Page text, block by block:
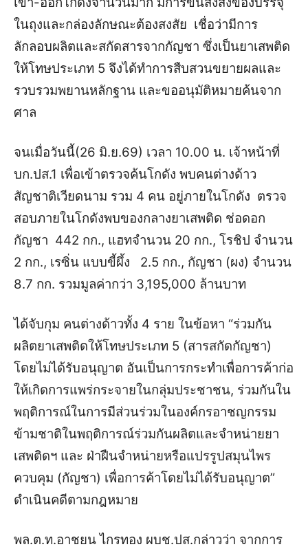
ในถุงและกล่องลักษณะต้องสงสัย เชื่อว่ามีการ
ลักลอบผลิตและสกัดสารจากกัญชา ซึ่งเป็นยาเสพติด
ให้โทษประเภท 5 จึงได้ทำการสืบสวนขยายผลและ
รวบรวมพยานหลักฐาน และขออนุมัติหมายค้นจาก
ศาล
จนเมื่อวันนี้(26 มิ.ย.69) เวลา 10.00 น. เจ้าหน้าที่
บก.ปส.1 เพื่อเข้าตรวจค้นโกดัง พบคนต่างด้าว
สัญชาติเวียดนาม รวม 4 คน อยู่ภายในโกดัง ตรวจ
สอบภายในโกดังพบของกลางยาเสพติด ช่อดอก
กัญชา 442 กก., แฮทจำนวน 20 กก., โรชิป จำนวน
2 กก., เรซิ่น แบบขี้ผึ้ง 2.5 กก., กัญชา (ผง) จำนวน
8.7 กก. รวมมูลค่ากว่า 3,195,000 ล้านบาท
ได้จับกุม คนต่างด้าวทั้ง 4 ราย ในข้อหา “ร่วมกัน
ผลิตยาเสพติดให้โทษประเภท 5 (สารสกัดกัญชา)
โดยไม่ได้รับอนุญาต อันเป็นการกระทำเพื่อการค้าก่อ
ให้เกิดการแพร่กระจายในกลุ่มประชาชน, ร่วมกันใน
พฤติการณ์ในการมีส่วนร่วมในองค์กรอาชญกรรม
ข้ามชาติในพฤติการณ์ร่วมกันผลิตและจำหน่ายยา
เสพติดฯ และ ฝ่าฝืนจำหน่ายหรือแปรรูปสมุนไพร
ควบคุม (กัญชา) เพื่อการค้าโดยไม่ได้รับอนุญาต”
ดำเนินคดีตามกฎหมาย
พล.ต.ท.อาชยน ไกรทอง ผบช.ปส.กล่าวว่า จากการ